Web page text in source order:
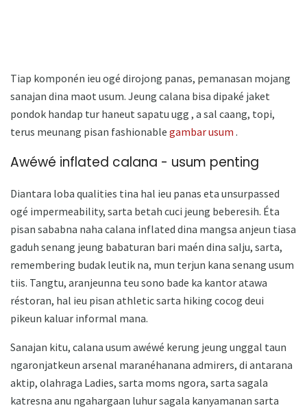
Tiap komponén ieu ogé dirojong panas, pemanasan mojang
sanajan dina maot usum. Jeung calana bisa dipaké jaket
pondok handap tur haneut sapatu ugg , a sal caang, topi,
terus meunang pisan fashionable gambar usum .
Awéwé inflated calana - usum penting
Diantara loba qualities tina hal ieu panas eta unsurpassed
ogé impermeability, sarta betah cuci jeung beberesih. Éta
pisan sababna naha calana inflated dina mangsa anjeun tiasa
gaduh senang jeung babaturan bari maén dina salju, sarta,
remembering budak leutik na, mun terjun kana senang usum
tiis. Tangtu, aranjeunna teu sono bade ka kantor atawa
réstoran, hal ieu pisan athletic sarta hiking cocog deui
pikeun kaluar informal mana.
Sanajan kitu, calana usum awéwé kerung jeung unggal taun
ngaronjatkeun arsenal maranéhanana admirers, di antarana
aktip, olahraga Ladies, sarta moms ngora, sarta sagala
katresna anu ngahargaan luhur sagala kanyamanan sarta